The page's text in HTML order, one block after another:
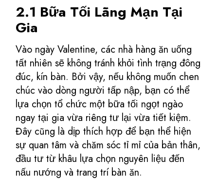
2.1 Bữa Tối Lãng Mạn Tại
Gia
Vào ngày Valentine, các nhà hàng ăn uống
tất nhiên sẽ không tránh khỏi tình trạng đông
đúc, kín bàn. Bởi vậy, nếu không muốn chen
chúc vào dòng người tấp nập, bạn có thể
lựa chọn tổ chức một bữa tối ngọt ngào
ngay tại gia vừa riêng tư lại vừa tiết kiệm.
Đây cũng là dịp thích hợp để bạn thể hiện
sự quan tâm và chăm sóc tỉ mỉ của bản thân,
đầu tư từ khâu lựa chọn nguyên liệu đến
nấu nướng và trang trí bàn ăn.